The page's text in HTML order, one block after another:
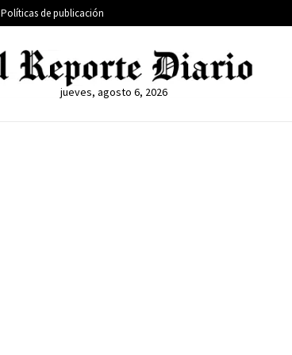
Políticas de publicación
jueves, agosto 6, 2026